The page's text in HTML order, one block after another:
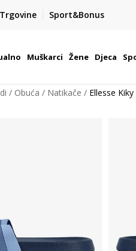
Trgovine Sport&Bonus
BOX NOW
| Više od 800 paketomata u
Muškarci Žene Djeca
Obuća Natikače Ellesse Kiky